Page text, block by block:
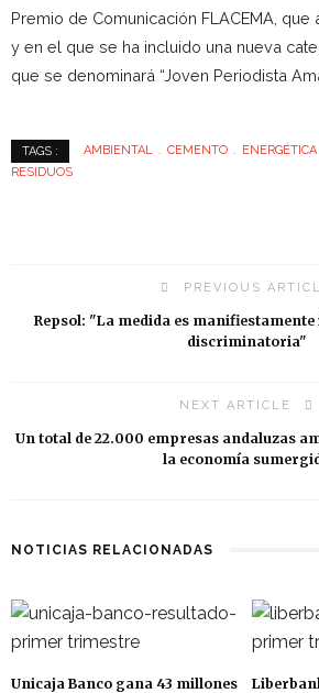
Premio de Comunicación FLACEMA, que
y en el que se ha incluido una nueva
que se denominará “Joven Periodista
TAGS : AMBIENTAL CEMENTO ENERGÉTICA
RESIDUOS
PREVIOUS
Repsol: "La medida es
discriminatoria"
NEXT ARTICLE
Un total de 22.000 empresas andaluzas
la economía
NOTICIAS RELACIONADAS
Unicaja Banco gana 43 millones